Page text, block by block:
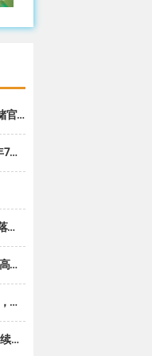
撑
少
)
策